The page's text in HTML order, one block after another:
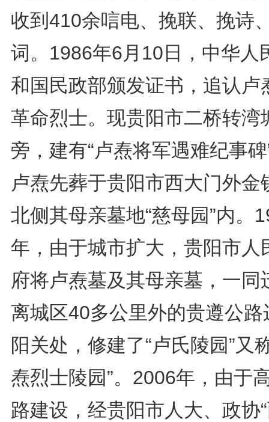
收到410余唁电、挽联、挽诗
词。1986年6月10日，中华人
和国民政部颁发证书，追认卢
革命烈士。现贵阳市二桥转湾
旁，建有“卢焘将军遇难纪事
卢焘先葬于贵阳市西大门外金
北侧其母亲墓地“慈母园”内。
年，由于城市扩大，贵阳市人
府将卢焘墓及其母亲墓，一同
离城区40多公里外的贵遵公路
阳关处，修建了“卢氏陵园”又
焘烈士陵园”。2006年，由于
路建设，经贵阳市人大、政协